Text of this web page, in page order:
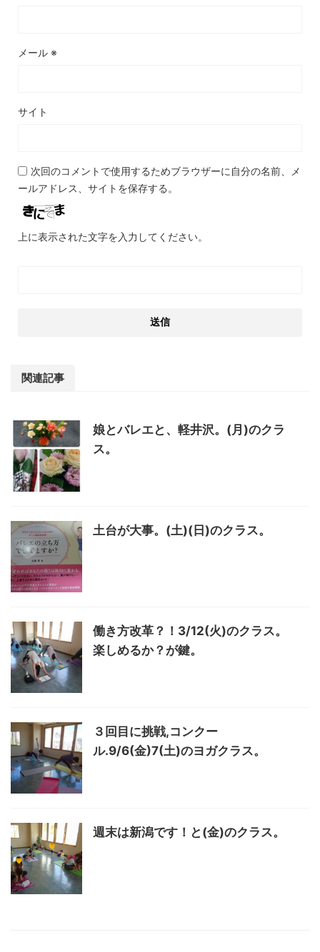
メール ※
サイト
次回のコメントで使用するためブラウザーに自分の名前、メ
ールアドレス、サイトを保存する。
上に表示された文字を入力してください。
関連記事
娘とバレエと、軽井沢。(月)のクラ
ス。
土台が大事。(土)(日)のクラス。
働き方改革？！3/12(火)のクラス。
楽しめるか？が鍵。
３回目に挑戦,コンクー
ル.9/6(金)7(土)のヨガクラス。
週末は新潟です！と(金)のクラス。